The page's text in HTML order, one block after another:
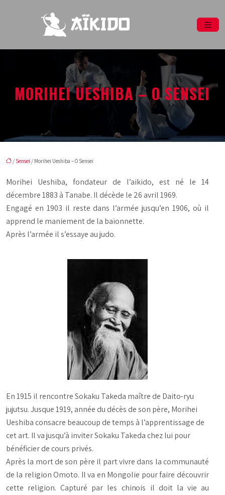
MORIHEI UESHIBA – O SENSEI
/ Sensei / Morihei Ueshiba – O Sensei
Morihei Ueshiba, fondateur de l’aikido, est né le 14
décembre 1883 à Tanabe. Il décède le 26 avril 1969.
Engagé en 1903 il reste dans l’armée jusqu’en 1906, où il
apprend le maniement de la baïonnette.
Après l’armée il s’essaye au judo.
En 1915 il rencontre Sokaku Takeda maître de Daito-ryu
jujutsu. Jusque 1919, année du décès de son père, Morihei
Ueshiba consacre beaucoup de temps à l’apprentissage de
cet art. Il va jusqu’à inviter Sokaku Takeda chez lui pour
bénéficier de cours privés.
Après la mort de son père il part vivre dans la communauté
de la religion Omoto. Il va en Mongolie pour faire découvrir
cette religion. Capturé par les chinois il doit la vie au